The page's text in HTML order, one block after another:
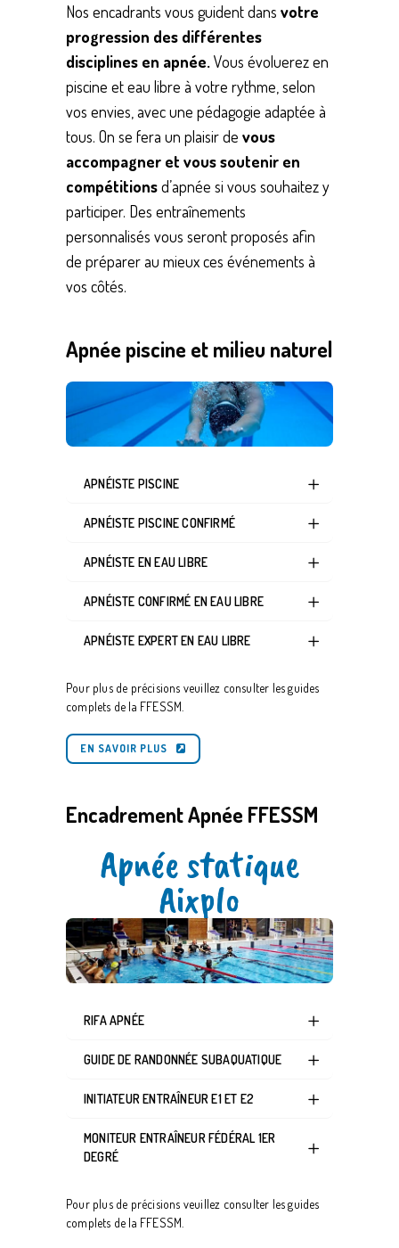
Nos encadrants vous guident dans votre
progression des différentes
disciplines en apnée.Vous évoluerez en
piscine et eau libre à votre rythme, selon
vos envies, avec une pédagogie adaptée à
tous. On se fera un plaisir de vous
accompagner et vous soutenir en
compétitionsd’apnée si vous souhaitez y
participer. Des entraînements
personnalisés vous seront proposés afin
de préparer au mieux ces événements à
vos côtés.
Apnée piscine et milieu naturel
APNÉISTE PISCINE
APNÉISTE PISCINE CONFIRMÉ
APNÉISTE EN EAU LIBRE
APNÉISTE CONFIRMÉ EN EAU LIBRE
APNÉISTE EXPERT EN EAU LIBRE
Pour plus de précisions veuillez consulter les guides
complets de la FFESSM.
EN SAVOIR PLUS
Encadrement Apnée FFESSM
Apnée statique
Aixplo
RIFA APNÉE
GUIDE DE RANDONNÉE SUBAQUATIQUE
INITIATEUR ENTRAÎNEUR E1 ET E2
MONITEUR ENTRAÎNEUR FÉDÉRAL 1ER
DEGRÉ
Pour plus de précisions veuillez consulter les guides
complets de la FFESSM.